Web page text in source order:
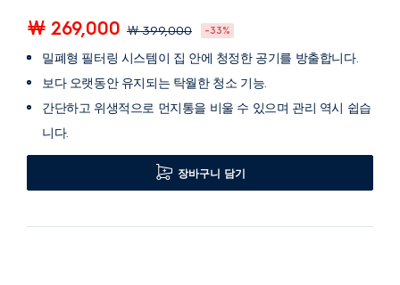
￦ 269,000 ￦ 399,000 -33%
밀폐형 필터링 시스템이 집 안에 청정한 공기를 방출합니다.
보다 오랫동안 유지되는 탁월한 청소 기능.
간단하고 위생적으로 먼지통을 비울 수 있으며 관리 역시 쉽습
니다.
장바구니 담기